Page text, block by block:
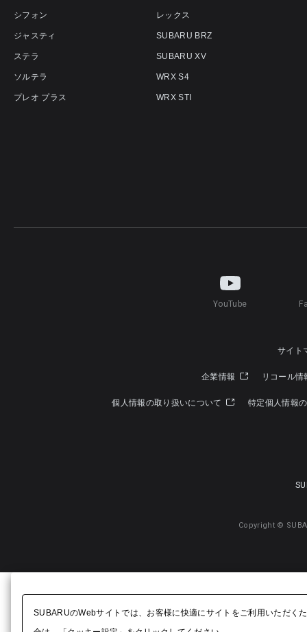
シフォン
ジャスティ
ステラ
ソルテラ
プレオ プラス
レックス
SUBARU BRZ
SUBARU XV
WRX S4
WRX STI
YouTube
サイト
企業情報 リコール
個人情報の取り扱いについて 特定個人情報
Copyright ©
SUBARUのWebサイトでは、お客様に快適にサイトをご利用いただく